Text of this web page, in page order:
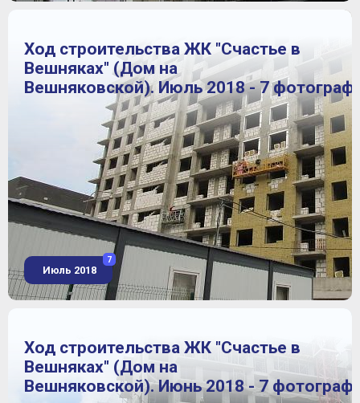
Ход строительства ЖК "Счастье в
Вешняках" (Дом на
Вешняковской). Июль 2018 - 7
Июль 2018
7
Ход строительства ЖК "Счастье в
Вешняках" (Дом на
Вешняковской). Июнь 2018 - 7